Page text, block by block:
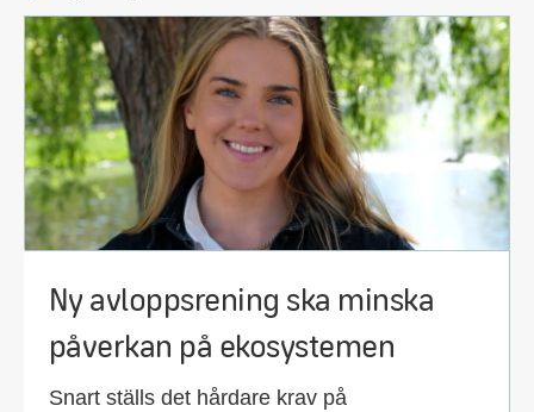
Ny avloppsrening ska minska
påverkan på ekosystemen
Snart ställs det hårdare krav på